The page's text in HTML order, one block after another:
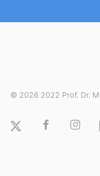
© 2026 2022 Prof. Dr.